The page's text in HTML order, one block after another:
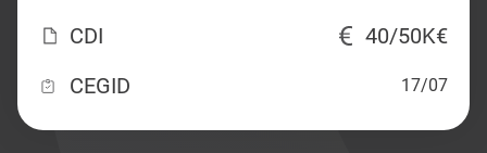
CDI
40/50K€
CEGID
17/07